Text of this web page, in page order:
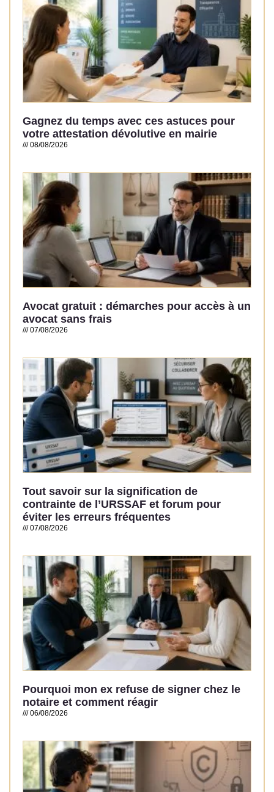
Gagnez du temps avec ces astuces pour
votre attestation dévolutive en mairie
08/08/2026
Avocat gratuit : démarches pour accès à un
avocat sans frais
07/08/2026
Tout savoir sur la signification de
contrainte de l’URSSAF et forum pour
éviter les erreurs fréquentes
07/08/2026
Pourquoi mon ex refuse de signer chez le
notaire et comment réagir
06/08/2026